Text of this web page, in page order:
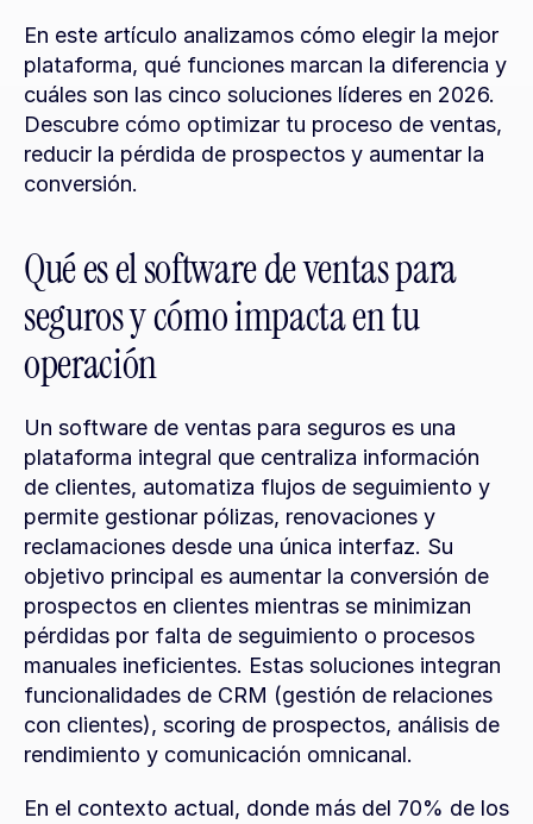
En este artículo analizamos cómo elegir la mejor
plataforma, qué funciones marcan la diferencia y
cuáles son las cinco soluciones líderes en 2026.
Descubre cómo optimizar tu proceso de ventas,
reducir la pérdida de prospectos y aumentar la
conversión.
Qué es el software de ventas para
seguros y cómo impacta en tu
operación
Un software de ventas para seguros es una
plataforma integral que centraliza información
de clientes, automatiza flujos de seguimiento y
permite gestionar pólizas, renovaciones y
reclamaciones desde una única interfaz. Su
objetivo principal es aumentar la conversión de
prospectos en clientes mientras se minimizan
pérdidas por falta de seguimiento o procesos
manuales ineficientes. Estas soluciones integran
funcionalidades de CRM (gestión de relaciones
con clientes), scoring de prospectos, análisis de
rendimiento y comunicación omnicanal.
En el contexto actual, donde más del 70% de los